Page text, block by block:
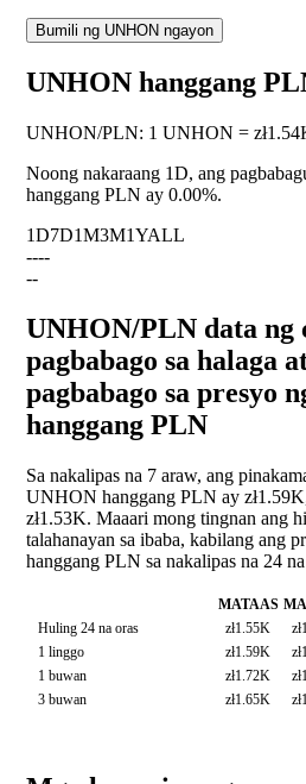
Bumili ng UNHON ngayon
UNHON hanggang
UNHON/PLN: 1 UNHON =
Noong nakaraang 1D, ang
hanggang PLN ay 0.00%.
1D7D1M3M1YALL
----
--
UNHON/PLN data ng
pagbabago sa halaga
pagbabago sa presyo
hanggang PLN
Sa nakalipas na 7 araw, ang
UNHON hanggang PLN ay
zł1.53K. Maaari mong tingnan ang
talahanayan sa ibaba, kabilang ang
hanggang PLN sa nakalipas na 24
MATAAS
Huling 24 na oras
zł1.55K
1 linggo
zł1.59K
1 buwan
zł1.72K
3 buwan
zł1.65K